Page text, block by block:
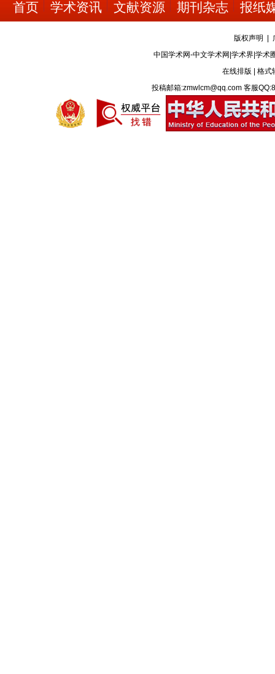
首页 学术资讯 文献资源 期刊杂志 报纸
版权声明
中国学术网-中文学术网|学术界|学术
在线排版
格式
投稿邮箱:zmwlcm@qq.com 客服